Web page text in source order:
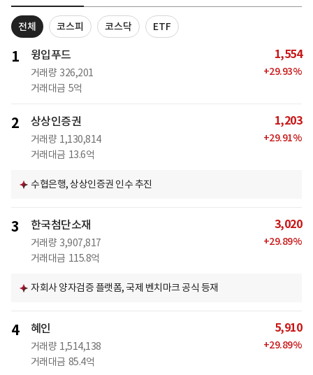
전체 코스피 코스닥 ETF
1 윙입푸드
거래량 326,201
거래대금 5억
1,554
+29.93%
2 상상인증권
거래량 1,130,814
거래대금 13.6억
1,203
+29.91%
수협은행, 상상인증권 인수 추진
3 한국첨단소재
거래량 3,907,817
거래대금 115.8억
3,020
+29.89%
자회사 양자검증 플랫폼, 국제 벤치마크 공식 등재
4 혜인
거래량 1,514,138
거래대금 85.4억
5,910
+29.89%